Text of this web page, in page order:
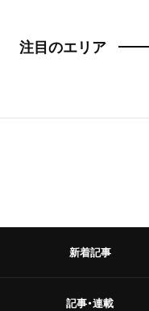
注目のエリア
新着記事
記事・連載